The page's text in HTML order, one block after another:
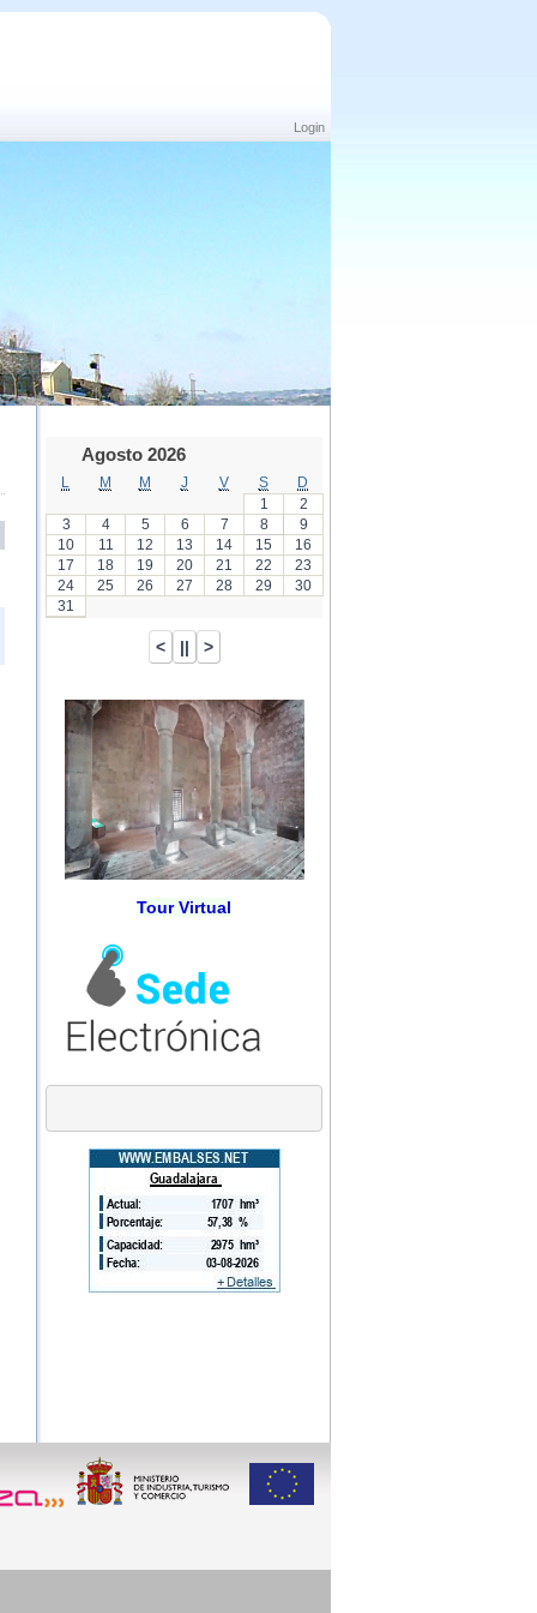
Login
Agosto 2026
M M J V S
D
1
2
3
4 5 6 7 8
9
10
11 12 13 14 15
16
17
18 19 20 21 22
23
24
25 26 27 28 29
30
31
Tour Virtual